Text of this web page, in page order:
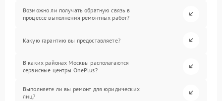
Возможно ли получать обратную связь в
процессе выполнения ремонтных работ?
Какую гарантию вы предоставляете?
В каких районах Москвы располагаются
сервисные центры OnePlus?
Выполняете ли вы ремонт для юридических
лиц?